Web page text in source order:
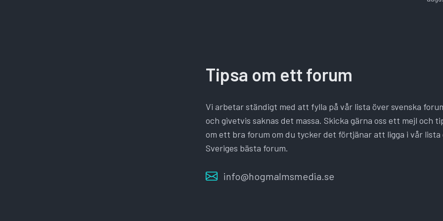
Tipsa om ett forum
Vi arbetar ständigt med att fylla på vår lista över svenska
och givetvis saknas det massa. Skicka gärna oss ett mejl och
om ett bra forum om du tycker det förtjänar att ligga i vår lista
Sveriges bästa forum.
info@hogmalmsmedia.se